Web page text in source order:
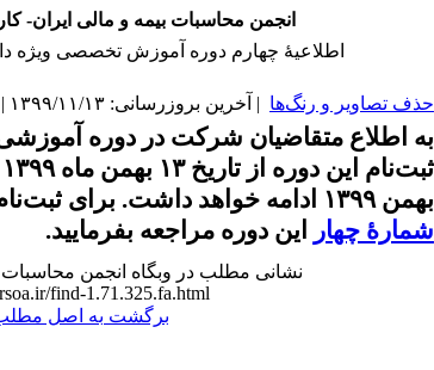
انجمن محاسبات بیمه و مالی ایران-
اطلاعیۀ چهارم دوره آموزش تخصصی ویژه
حذف تصاویر و رنگ‌ها | آخرین بروزرسانی: ۱۳۹۹/۱۱/۱۳ |
به اطلاع متقاضیان شرکت در دوره
بهمن ۱۳۹۹ ادامه خواهد داشت. برای ثبت‌نام در این دوره به
شمارۀ چهار
این دوره مراجعه بفرمایید.
نشانی مطلب در وبگاه انجمن محاسبات
find-1.71.325.fa.html
برگشت به اصل